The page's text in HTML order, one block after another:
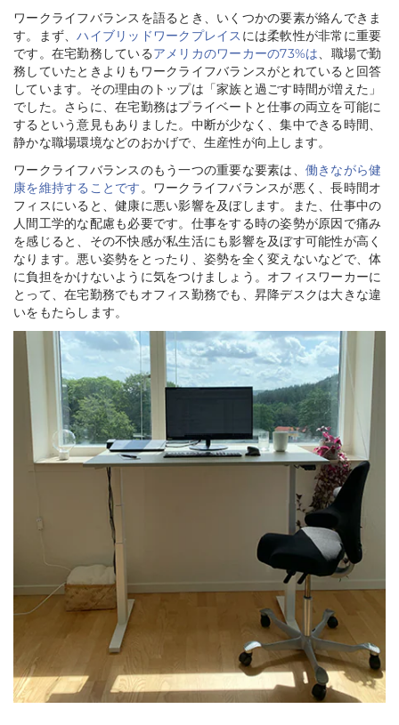
ワークライフバランスを語るとき、いくつかの要素が絡んできま
す。まず、ハイブリッドワークプレイス には柔軟性が非常に重要
です。在宅勤務しているアメリカのワーカーの73%は、職場で勤
務していたときよりもワークライフバランスがとれていると回答
しています。その理由のトップは「家族と過ごす時間が増えた」
でした。さらに、在宅勤務はプライベートと仕事の両立を可能に
するという意見もありました。中断が少なく、集中できる時間、
静かな職場環境などのおかげで、生産性が向上します。
ワークライフバランスのもう一つの重要な要素は、 働きながら健
康を維持することです。ワークライフバランスが悪く、長時間オ
フィスにいると、健康に悪い影響を及ぼします。また、仕事中の
人間工学的な配慮も必要です。仕事をする時の姿勢が原因で痛み
を感じると、その不快感が私生活にも影響を及ぼす可能性が高く
なります。悪い姿勢をとったり、姿勢を全く変えないなどで、体
に負担をかけないように気をつけましょう。オフィスワーカーに
とって、在宅勤務でもオフィス勤務でも、昇降デスクは大きな違
いをもたらします。